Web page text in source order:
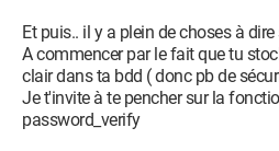
   }
}
?>
Et puis.. il y a plein de choses à
A commencer par le fait que tu
clair dans ta bdd ( donc pb de
Je t'invite à te pencher sur la
password_verify